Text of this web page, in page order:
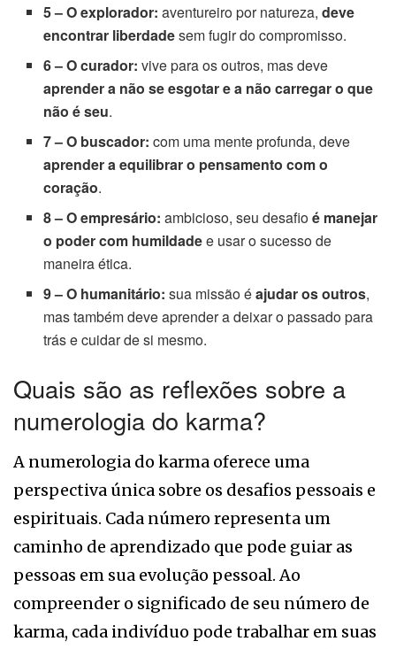
5 – O explorador: aventureiro por natureza,deve
encontrar liberdadesem fugir do compromisso.
6 – O curador: vive para os outros, mas deve
aprender a não se esgotar e a não carregar o que
não é seu.
7 – O buscador: com uma mente profunda, deve
aprender a equilibrar o pensamento com o
coração.
8 – O empresário: ambicioso, seu desafioé manejar
o poder com humildadee usar o sucesso de
maneira ética.
9 – O humanitário: sua missão éajudar os outros,
mas também deve aprender a deixar o passado para
trás e cuidar de si mesmo.
Quais são as reflexões sobre a
numerologia do karma?
A numerologia do karma oferece uma
perspectiva única sobre os desafios pessoais e
espirituais. Cada número representa um
caminho de aprendizado que pode guiar as
pessoas em sua evolução pessoal. Ao
compreender o significado de seu número de
karma, cada indivíduo pode trabalhar em suas